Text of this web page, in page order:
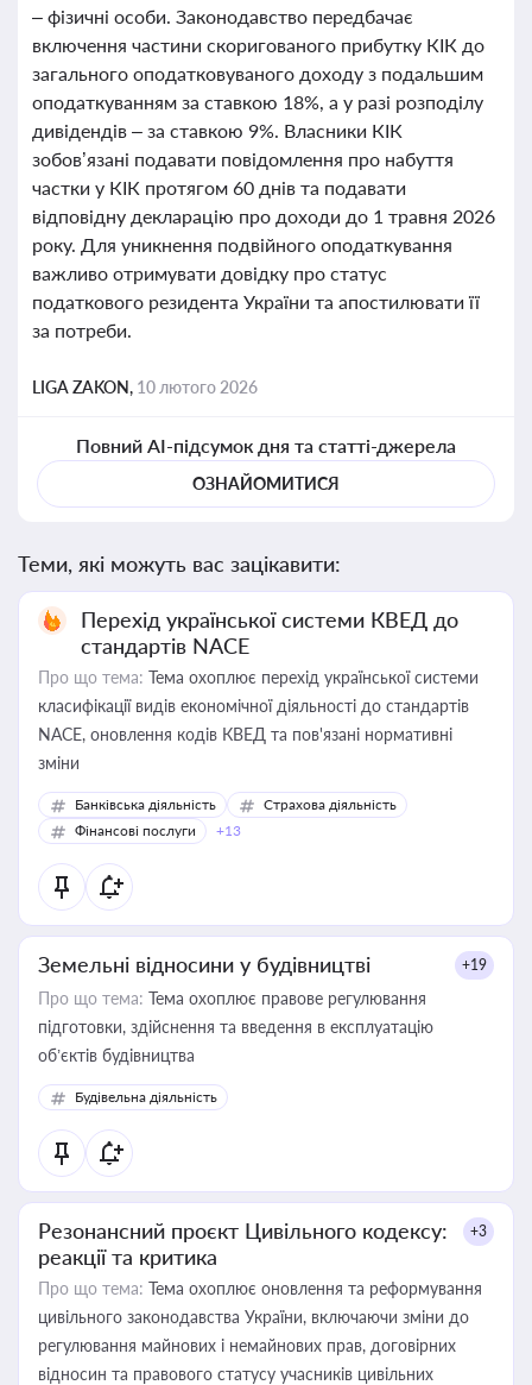
– фізичні особи. Законодавство передбачає
включення частини скоригованого прибутку КІК до
загального оподатковуваного доходу з подальшим
оподаткуванням за ставкою 18%, а у разі розподілу
дивідендів – за ставкою 9%. Власники КІК
зобов’язані подавати повідомлення про набуття
частки у КІК протягом 60 днів та подавати
відповідну декларацію про доходи до 1 травня 2026
року. Для уникнення подвійного оподаткування
важливо отримувати довідку про статус
податкового резидента України та апостилювати її
за потреби.
LIGA ZAKON, 10 лютого 2026
Повний AI-підсумок дня та статті-джерела
ОЗНАЙОМИТИСЯ
Теми, які можуть вас зацікавити:
Перехід української системи КВЕД до
стандартів NACE
Про що тема: Тема охоплює перехід української системи
класифікації видів економічної діяльності до стандартів
NACE, оновлення кодів КВЕД та пов'язані нормативні
зміни
Банківська діяльність
Страхова діяльність
Фінансові послуги
+13
Земельні відносини у будівництві +19
Про що тема: Тема охоплює правове регулювання
підготовки, здійснення та введення в експлуатацію
об’єктів будівництва
Будівельна діяльність
Резонансний проєкт Цивільного кодексу:
реакції та критика
+3
Про що тема: Тема охоплює оновлення та реформування
цивільного законодавства України, включаючи зміни до
регулювання майнових і немайнових прав, договірних
відносин та правового статусу учасників цивільних